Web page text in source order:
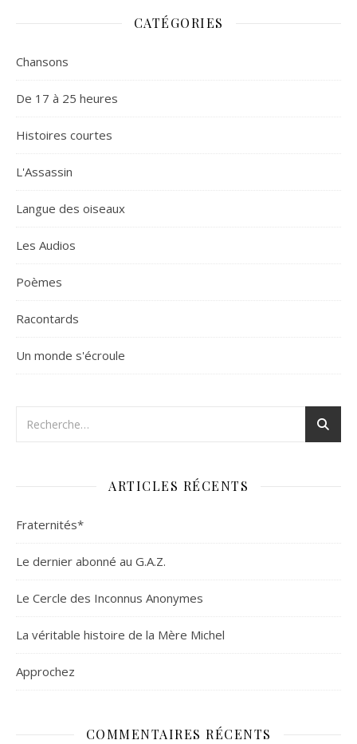
CATÉGORIES
Chansons
De 17 à 25 heures
Histoires courtes
L'Assassin
Langue des oiseaux
Les Audios
Poèmes
Racontards
Un monde s'écroule
ARTICLES RÉCENTS
Fraternités*
Le dernier abonné au G.A.Z.
Le Cercle des Inconnus Anonymes
La véritable histoire de la Mère Michel
Approchez
COMMENTAIRES RÉCENTS